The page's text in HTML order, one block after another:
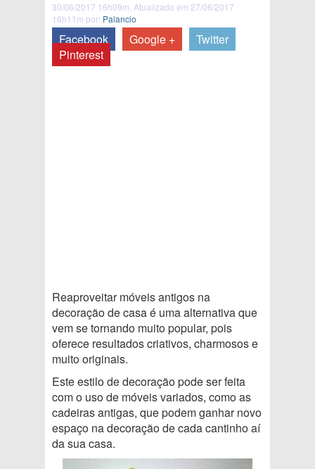
30/06/2017 16h09m. Atualizado em 27/06/2017
16h11m por: Palancio
Facebook Google +
Twitter
Pinterest
Reaproveitar móveis antigos na
decoração de casa é uma alternativa que
vem se tornando muito popular, pois
oferece resultados criativos, charmosos e
muito originais.
Este estilo de decoração pode ser feita
com o uso de móveis variados, como as
cadeiras antigas, que podem ganhar novo
espaço na decoração de cada cantinho aí
da sua casa.